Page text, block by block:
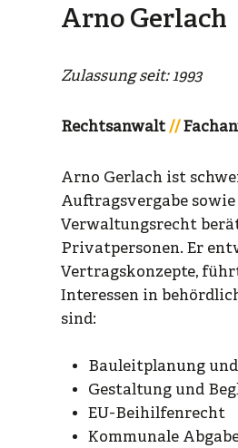
Arno Gerlach
Zulassung seit: 1993
Rechtsanwalt
Arno Gerlach ist
Auftragsvergabe
Verwaltungsrecht
Privatpersonen. Er
Vertragskonzepte,
Interessen in
sind:
Bauleitplanung
Gestaltung und
EU-Beihilfenrecht
Kommunale